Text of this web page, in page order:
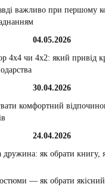
важливо при першому
04.05.2026
4х4 чи 4х2: який привід
30.04.2026
комфортний
24.04.2026
дружина: як обрати книгу,
— як обрати якісний